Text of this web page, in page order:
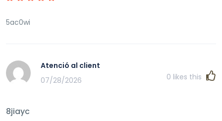
5ac0wi
Atenció al client
07/28/2026
0 likes this
8jiayc